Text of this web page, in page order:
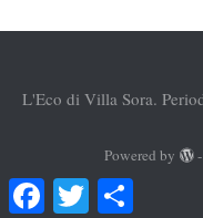
L'Eco di Villa Sora.
Powered by
FacebookTwitter